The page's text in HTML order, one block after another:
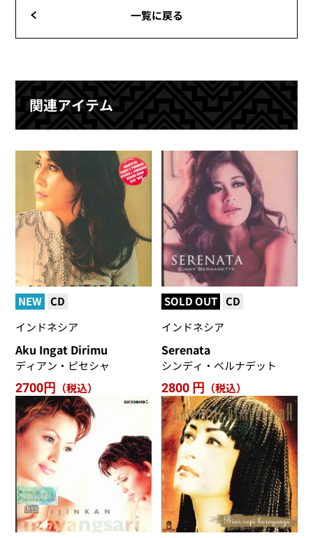
一覧に戻る
関連アイテム
NEW CD
インドネシア
Aku Ingat Dirimu
ディアン・ピセシャ
2700円
（税込）
SOLD OUT CD
インドネシア
Serenata
シンディ・ベルナデット
2800 円
（税込）